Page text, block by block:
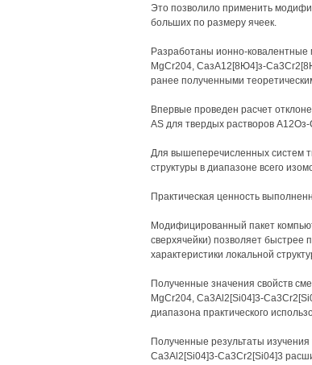
Это позволило применить
больших по размеру ячеек.
Разработаны ионно-
MgCr204, СазА12[8Ю4]з-
ранее полученными
Впервые проведен расчет
AS для твердых растворов
Для вышеперечисленных систем
структуры в диапазоне всего
Практическая ценность
Модифицированный пакет
сверхячейки) позволяет быстрее
характеристики локальной
Полученные значения свойств
MgCr204, Ca3Al2[Si04]3-
диапазона практического
Полученные результаты
Ca3Al2[Si04]3-Ca3Cr2[Si04]3